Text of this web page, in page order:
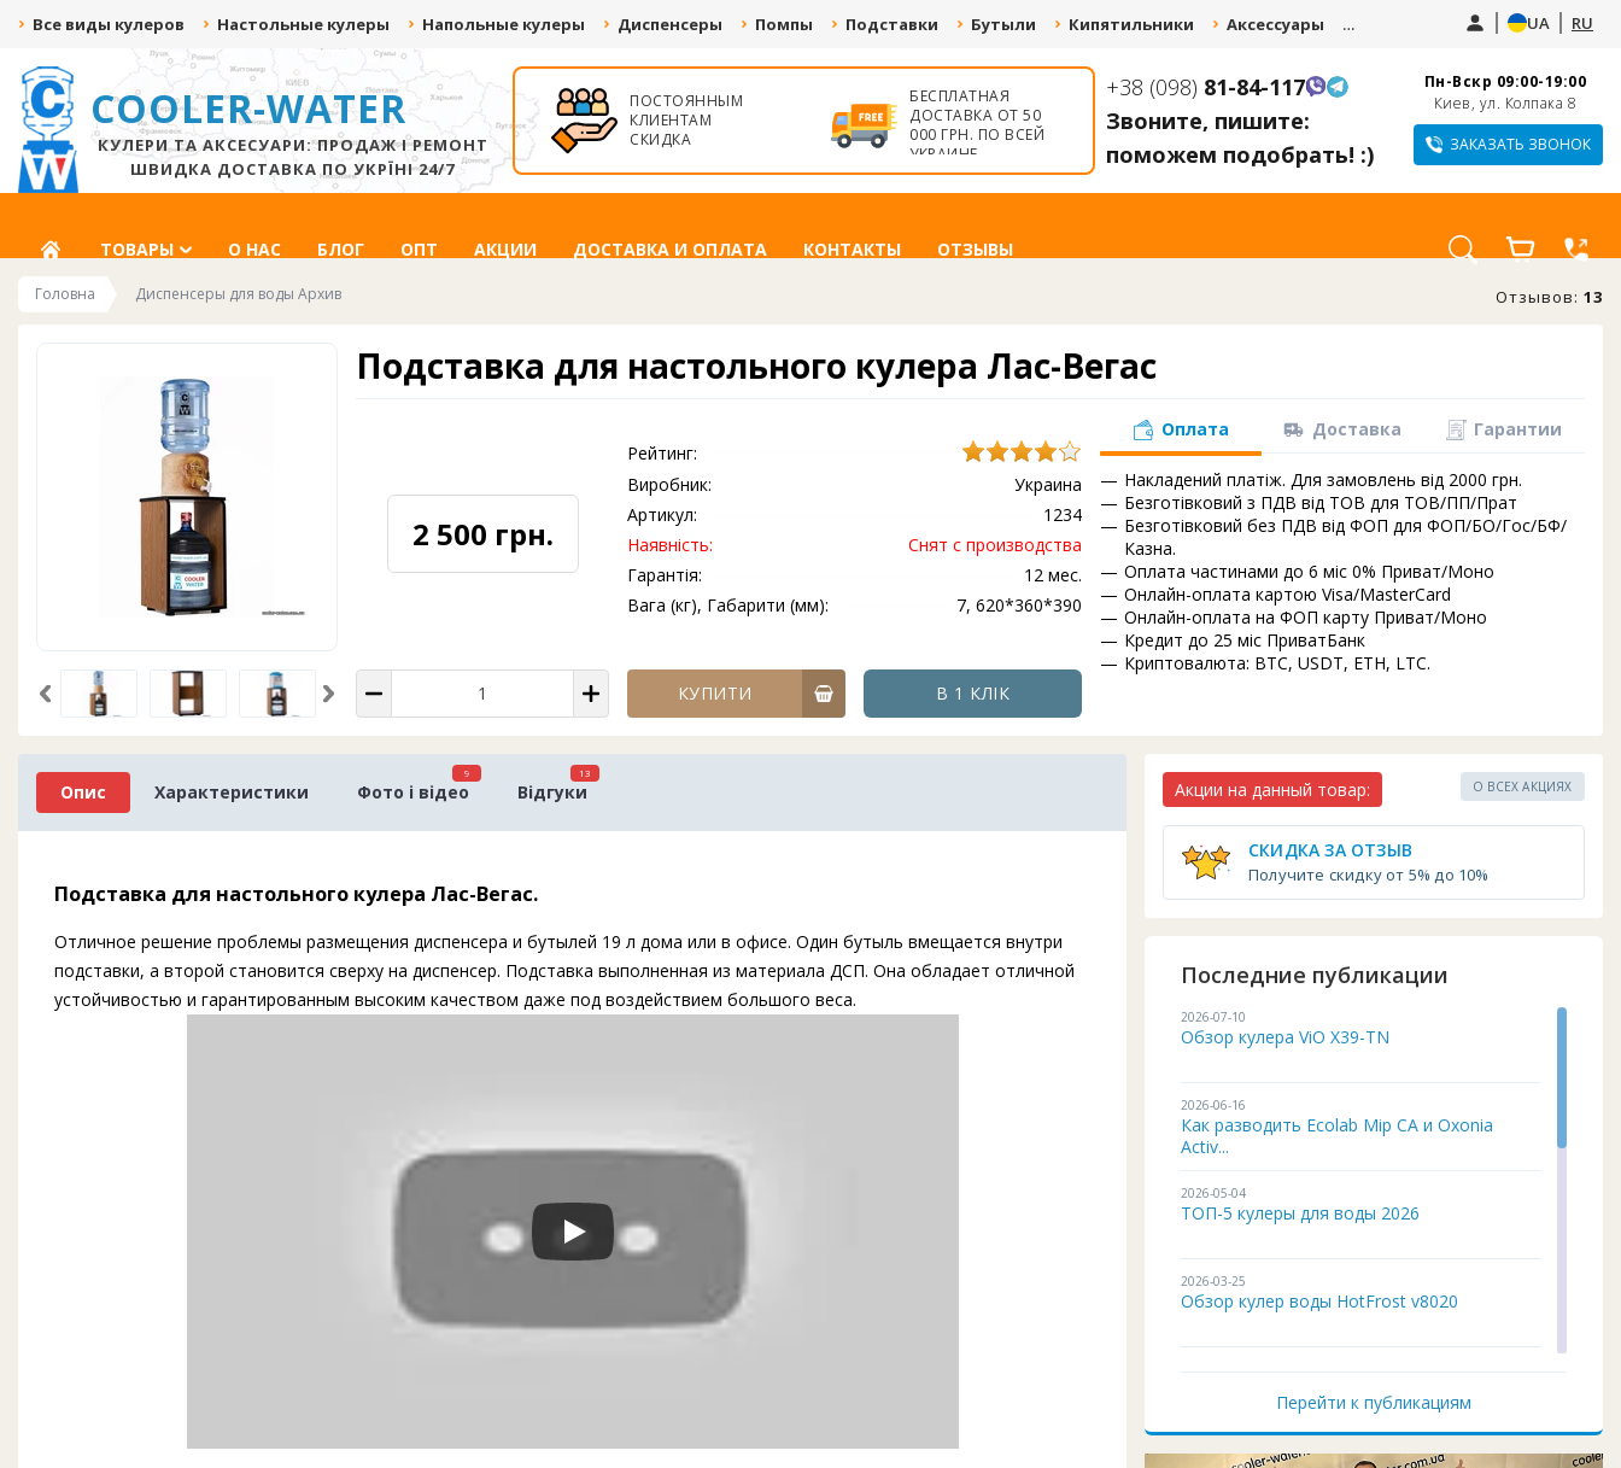
UA RU
Все виды кулеров Настольные кулеры Напольные кулеры Диспенсеры Помпы Подставки Бутыли Кипятильники Аксессуары Услуги
+38 (098) 81-84-117
Звоните, пишите:
поможем подобрать! :)
Пн-Вскр 09:00-19:00
Киев, ул. Колпака 8
ЗАКАЗАТЬ ЗВОНОК
COOLER-WATER
КУЛЕРИ ТА АКСЕСУАРИ: ПРОДАЖ І РЕМОНТ
ШВИДКА ДОСТАВКА ПО УКРЇНІ 24/7
ДАРИМ ДО 500 ГРН
ЗА ВИДЕО С
РАСПАКОВКОЙ!
СКИДКА ДО -20%
ЗА ПОДПИСКУ НА
СОЦ.СЕТИ
ПОСТОЯННЫМ
КЛИЕНТАМ
СКИДКА
БЕСПЛАТНАЯ
ДОСТАВКА ОТ 50
000 ГРН. ПО ВСЕЙ
УКРАИНЕ
КУПИТЕ КУЛЕР И
ПОЛУЧИТЕ СКИДКУ
СДАЙ СТАРЫЙ
КУЛЕР И ПОЛУЧИ
СКИДКУ 10-20% НА
НОВЫЙ
ГЛАВНАЯТОВАРЫ О НАС БЛОГ ОПТ АКЦИИ ДОСТАВКА И ОПЛАТА КОНТАКТЫ ОТЗЫВЫ
Отзывов: 13
Головна Диспенсеры для воды Архив
Подставка для настольного кулера Лас-Вегас
2 500 грн.
Рейтинг:
Украина
Виробник:
1234
Артикул:
Снят с производства
Наявність:
12 мес.
Гарантія:
7, 620*360*390
Вага (кг), Габарити (мм):
КУПИТИ В 1 КЛІК
Оплата Доставка Гарантии
Накладений платіж. Для замовлень від 2000 грн.
Безготівковий з ПДВ від ТОВ для ТОВ/ПП/Прат
Безготівковий без ПДВ від ФОП для ФОП/БО/Гос/БФ/
Казна.
Оплата частинами до 6 міс 0% Приват/Моно
Онлайн-оплата картою Visa/MasterCard
Онлайн-оплата на ФОП карту Приват/Моно
Кредит до 25 міс ПриватБанк
Криптовалюта: BTC, USDT, ETH, LTC.
Опис Характеристики
9
Фото і відео
13
Відгуки
Подставка для настольного кулера Лас-Вегас.
Отличное решение проблемы размещения диспенсера и бутылей 19 л дома или в офисе. Один бутыль вмещается внутри
подставки, а второй становится сверху на диспенсер. Подставка выполненная из материала ДСП. Она обладает отличной
устойчивостью и гарантированным высоким качеством даже под воздействием большого веса.
О ВСЕХ АКЦИЯХ
Акции на данный товар:
СКИДКА ЗА ОТЗЫВ
Получите скидку от 5% до 10%
Последние публикации
2026-07-10
Обзор кулера ViO X39-TN
2026-06-16
Как разводить Ecolab Mip CA и Oxonia
Activ...
2026-05-04
ТОП-5 кулеры для воды 2026
2026-03-25
Обзор кулер воды HotFrost v8020
2026-01-12
Перейти к публикациям